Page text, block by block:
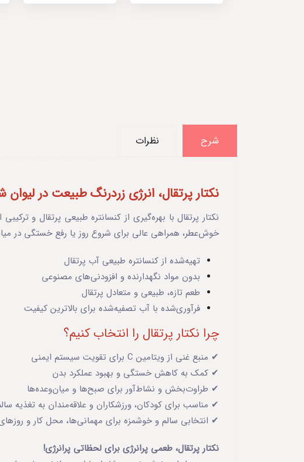
شرح نظرات
نکتار پرتقال، انرژی زردرنگ طبیعت در لیوان
نکتار پرتقال با بهره‌گیری از کنسانتره طبیعی پرتقال و
خوش‌عطر، همراهی عالی برای شروع روز یا رفع خستگی در
تهیه‌شده از کنسانتره طبیعی آب پرتقال
بدون مواد نگهدارنده و افزودنی‌های مصنوعی
طعم تازه، طبیعی و متعادل پرتقال
فرآوری‌شده با آب تصفیه‌شده برای بالاترین کیفیت
چرا نکتار پرتقال را انتخاب کنیم؟
✔ منبع غنی از ویتامین C برای تقویت سیستم ایمنی
✔ کمک به کاهش خستگی و بهبود عملکرد بدن
✔ طراوت‌بخش و نشاط‌آور برای صبح‌ها و میان‌وعده‌ها
✔ مناسب برای کودکان، ورزشکاران و علاقه‌مندان به تغذیه سالم
✔ انتخابی سالم و خوشمزه برای مهمانی‌ها، محل کار و روزهای
نکتار پرتقال، طعمی پرانرژی برای لحظاتی پرانرژی!